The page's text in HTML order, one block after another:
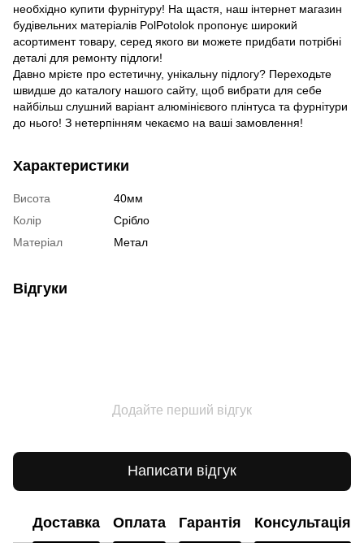
необхідно купити фурнітуру! На щастя, наш інтернет магазин
будівельних матеріалів PolPotolok пропонує широкий
асортимент товару, серед якого ви можете придбати потрібні
деталі для ремонту підлоги!
Давно мрієте про естетичну, унікальну підлогу? Переходьте
швидше до каталогу нашого сайту, щоб вибрати для себе
найбільш слушний варіант алюмінієвого плінтуса та фурнітури
до нього! З нетерпінням чекаємо на ваші замовлення!
Характеристики
Висота
40мм
Колір
Срібло
Матеріал
Метал
Відгуки
Додайте перший відгук
Написати відгук
Доставка Оплата Гарантія Консультація